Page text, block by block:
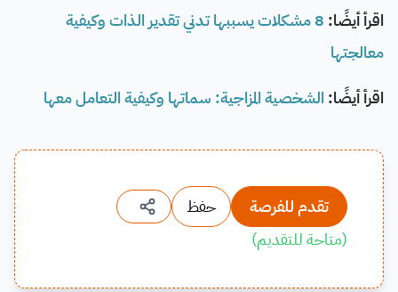
اقرأ أيضًا:
8 مشكلات يسببها تدني تقدير الذات وكيفية
معالجتها
اقرأ أيضًا: الشخصية المزاجية: سماتها وكيفية التعامل معها
تقدم للفرصة
حفظ
(متاحة للتقديم)